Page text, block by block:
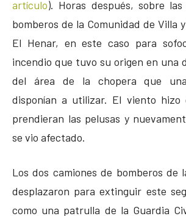
artículo). Horas después, sobre
bomberos de la Comunidad de Villa
El Henar, en este caso para
incendio que tuvo su origen en una
del área de la chopera que
disponían a utilizar. El viento hizo
prendieran las pelusas y
se vio afectado.
Los dos camiones de bomberos de
desplazaron para extinguir este
como una patrulla de la Guardia